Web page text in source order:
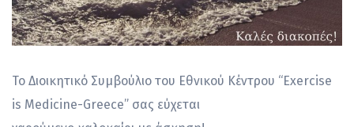
Το Διοικητικό Συμβούλιο του Εθνικού Κέντρου “Exercise
is Medicine-Greece” σας εύχεται